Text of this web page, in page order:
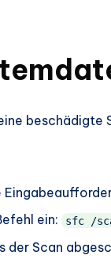
beschädigte
ein:
sfc /
der Scan